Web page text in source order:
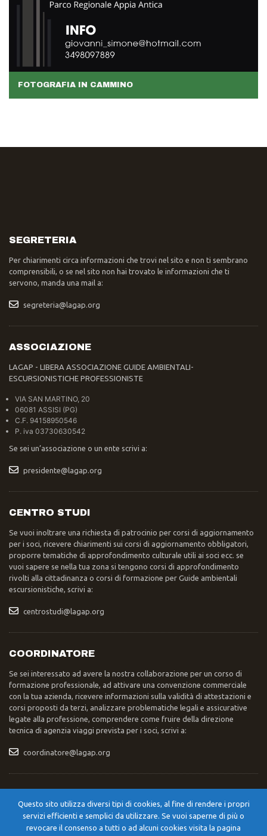
FOTOGRAFIA IN CAMMINO
SEGRETERIA
Per chiarimenti circa informazioni che trovi nel sito e non ti sembrano
comprensibili, o se nel sito non hai trovato le informazioni che ti
servono, manda una mail a:
segreteria@lagap.org
ASSOCIAZIONE
LAGAP - LIBERA ASSOCIAZIONE GUIDE AMBIENTALI-
ESCURSIONISTICHE PROFESSIONISTE
VIA SAN MARTINO, 20
06081 ASSISI (PG)
C.F. 94158950546
P. iva 03730630542
Se sei un’associazione o un ente scrivi a:
presidente@lagap.org
CENTRO STUDI
Se vuoi inoltrare una richiesta di patrocinio per corsi di aggiornamento
per i soci, ricevere chiarimenti sui corsi di aggiornamento obbligatori,
proporre tematiche di approfondimento culturale utili ai soci ecc. se
vuoi sapere se nella tua zona si tengono corsi di approfondimento
rivolti alla cittadinanza o corsi di formazione per Guide ambientali
escursionistiche, scrivi a:
centrostudi@lagap.org
COORDINATORE
Se sei interessato ad avere la nostra collaborazione per un corso di
formazione professionale, ad attivare una convenzione commerciale
con la tua azienda, ricevere informazioni sulla validità di attestazioni e
corsi proposti da terzi, analizzare problematiche legali e assicurative
legate alla professione, comprendere come fruire della direzione
tecnica di agenzia viaggi prevista per i soci, scrivi a:
coordinatore@lagap.org
Se devi inviare una lettera, un pacco, una raccomandata, scrivi a:
Segreteria Nazionale LAGAP – Str. XXIV Maggio 42/A – 06055 –
Questo sito utilizza diversi tipi di cookies, al fine di rendere i propri
servizi efficienti e semplici da utilizzare. Se vuoi saperne di più o
revocare il consenso a tutti o ad alcuni cookies visita la pagina